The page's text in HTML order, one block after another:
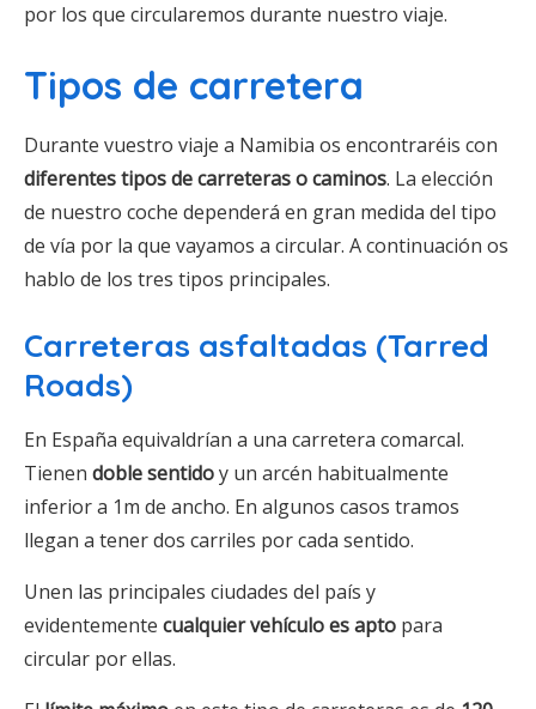
por los que circularemos durante nuestro viaje.
Tipos de carretera
Durante vuestro viaje a Namibia os encontraréis con
diferentes tipos de carreteras o caminos. La elección
de nuestro coche dependerá en gran medida del tipo
de vía por la que vayamos a circular. A continuación os
hablo de los tres tipos principales.
Carreteras asfaltadas (Tarred
Roads)
En España equivaldrían a una carretera comarcal.
Tienen doble sentidoy un arcén habitualmente
inferior a 1m de ancho. En algunos casos tramos
llegan a tener dos carriles por cada sentido.
Unen las principales ciudades del país y
evidentemente cualquier vehículo es apto para
circular por ellas.